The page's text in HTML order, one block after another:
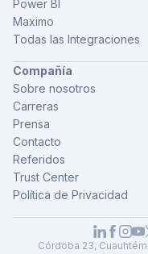
Power BI
Maximo
Todas las Integraciones
Compañía
Sobre nosotros
Carreras
Prensa
Contacto
Referidos
Trust Center
Política de Privacidad
Córdoba 23,